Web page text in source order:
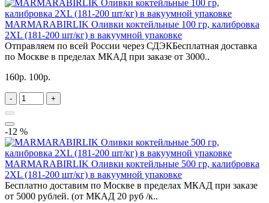
MARMARABIRLIK Оливки коктейльные 100 гр, калибровка
2XL (181-200 шт/кг) в вакуумной упаковке
Отправляем по всей России через СДЭКБесплатная доставка
по Москве в пределах МКАД при заказе от 3000..
160р. 100р.
- +
-12 %
MARMARABIRLIK Оливки коктейльные 500 гр, калибровка
2XL (181-200 шт/кг) в вакуумной упаковке
Бесплатно доставим по Москве в пределах МКАД при заказе
от 5000 рублей. (от МКАД 20 руб /к..